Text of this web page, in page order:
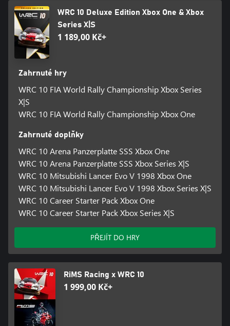
WRC 10 Deluxe Edition Xbox One & Xbox
Series X|S
1 189,00 Kč+
Zahrnuté hry
WRC 10 FIA World Rally Championship Xbox Series
X|S
WRC 10 FIA World Rally Championship Xbox One
Zahrnuté doplňky
WRC 10 Arena Panzerplatte SSS Xbox One
WRC 10 Arena Panzerplatte SSS Xbox Series X|S
WRC 10 Mitsubishi Lancer Evo V 1998 Xbox One
WRC 10 Mitsubishi Lancer Evo V 1998 Xbox Series X|S
WRC 10 Career Starter Pack Xbox One
WRC 10 Career Starter Pack Xbox Series X|S
PŘEJÍT DO HRY
RiMS Racing x WRC 10
1 999,00 Kč+